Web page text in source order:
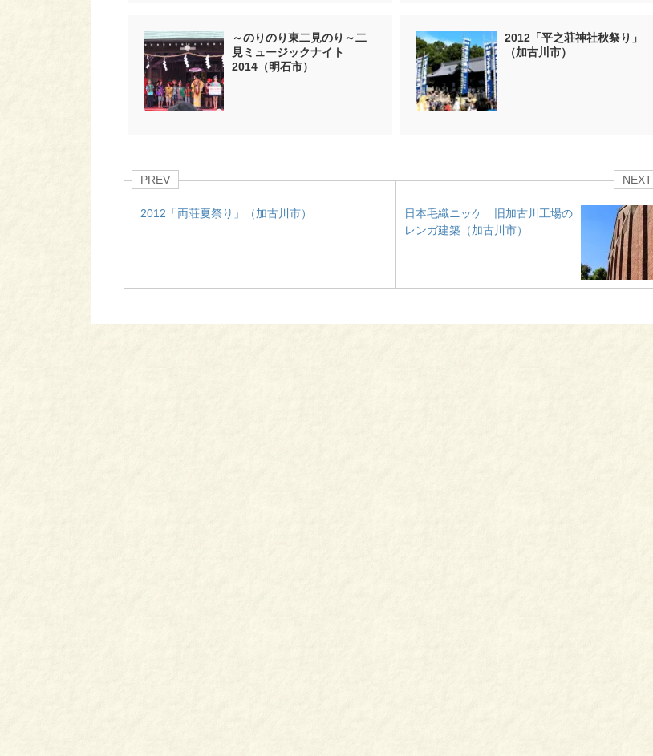
～のりのり東二見のり～二
見ミュージックナイト
2014（明石市）
2012「平之荘神社秋祭り」
（加古川市）
PREV
2012「両荘夏祭り」（加古川市）
NEXT
日本毛織ニッケ 旧加古川工場の
レンガ建築（加古川市）